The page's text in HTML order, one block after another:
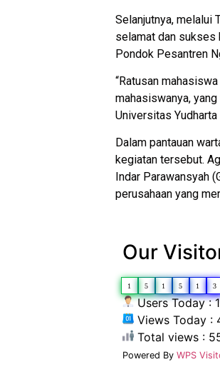
Selanjutnya, melalui
selamat dan sukses
Pondok Pesantren
“Ratusan
mahasiswanya,
Universitas
Dalam pantauan
kegiatan tersebut.
Indar Parawansyah
perusahaan yang
Our
1 5 1 5 1 3
Users Today :
Views Today :
Total views :
Powered By WPS